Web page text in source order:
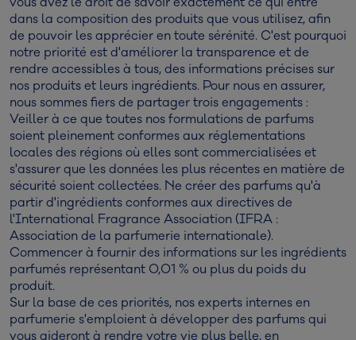
dans la composition des produits que vous utilisez, afin
de pouvoir les apprécier en toute sérénité. C'est pourquoi
notre priorité est d'améliorer la transparence et de
rendre accessibles à tous, des informations précises sur
nos produits et leurs ingrédients. Pour nous en assurer,
nous sommes fiers de partager trois engagements :
Veiller à ce que toutes nos formulations de parfums
soient pleinement conformes aux réglementations
locales des régions où elles sont commercialisées et
s'assurer que les données les plus récentes en matière de
sécurité soient collectées. Ne créer des parfums qu'à
partir d'ingrédients conformes aux directives de
l'International Fragrance Association (IFRA :
Association de la parfumerie internationale).
Commencer à fournir des informations sur les ingrédients
parfumés représentant 0,01 % ou plus du poids du
produit.
Sur la base de ces priorités, nos experts internes en
parfumerie s'emploient à développer des parfums qui
vous aideront à rendre votre vie plus belle, en